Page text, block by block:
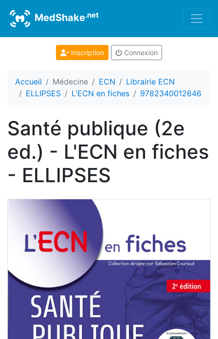
MedShake.net
Inscription Connexion
Accueil Médecine ECN
Librairie ECN
ELLIPSES
L'ECN en fiches 9782340012646
Santé publique (2e
ed.) - L'ECN en fiches
- ELLIPSES